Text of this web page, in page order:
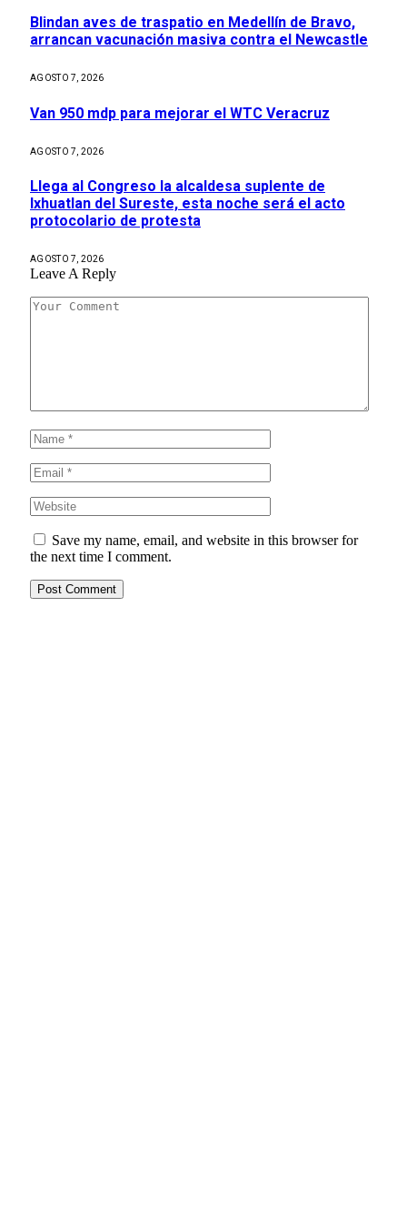
Blindan aves de traspatio en Medellín de Bravo,
arrancan vacunación masiva contra el Newcastle
AGOSTO 7, 2026
Van 950 mdp para mejorar el WTC Veracruz
AGOSTO 7, 2026
Llega al Congreso la alcaldesa suplente de
Ixhuatlan del Sureste, esta noche será el acto
protocolario de protesta
AGOSTO 7, 2026
Leave A Reply
Save my name, email, and website in this browser for
the next time I comment.